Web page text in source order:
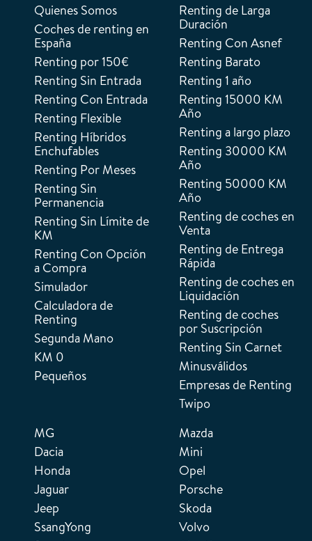
Quienes Somos
Coches de renting en
España
Renting por 150€
Renting Sin Entrada
Renting Con Entrada
Renting Flexible
Renting Híbridos
Enchufables
Renting Por Meses
Renting Sin
Permanencia
Renting Sin Límite de
KM
Renting Con Opción
a Compra
Simulador
Calculadora de
Renting
Segunda Mano
KM 0
Pequeños
MG
Dacia
Honda
Jaguar
Jeep
SsangYong
Mazda
Mini
Opel
Porsche
Skoda
Volvo
Renting de Larga
Duración
Renting Con Asnef
Renting Barato
Renting 1 año
Renting 15000 KM
Año
Renting a largo plazo
Renting 30000 KM
Año
Renting 50000 KM
Año
Renting de coches en
Venta
Renting de Entrega
Rápida
Renting de coches en
Liquidación
Renting de coches
por Suscripción
Renting Sin Carnet
Minusválidos
Empresas de Renting
Twipo